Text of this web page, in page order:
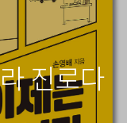
진로다